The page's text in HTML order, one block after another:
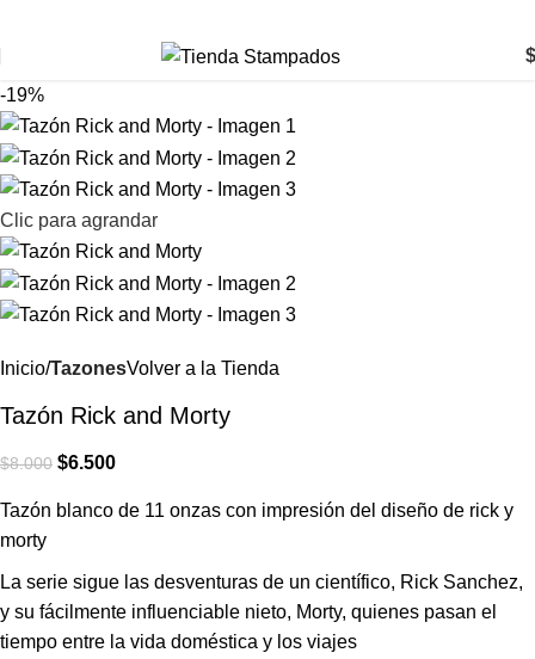
$
-19%
Clic para agrandar
Inicio TazonesVolver a la Tienda
Tazón Rick and Morty
$8.000 $6.500
Tazón blanco de 11 onzas con impresión del diseño de rick y
morty
La serie sigue las desventuras de un científico, Rick Sanchez,
y su fácilmente influenciable nieto, Morty, quienes pasan el
tiempo entre la vida doméstica y los viajes